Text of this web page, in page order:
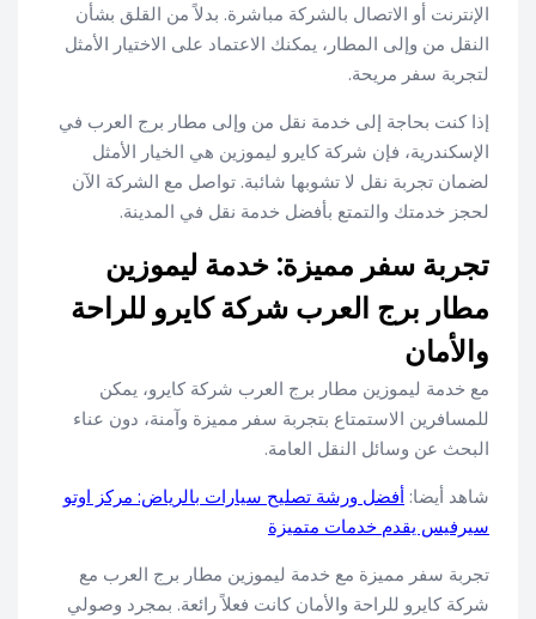
الإنترنت أو الاتصال بالشركة مباشرة. بدلاً من القلق بشأن
النقل من وإلى المطار، يمكنك الاعتماد على الاختيار الأمثل
لتجربة سفر مريحة.
إذا كنت بحاجة إلى خدمة نقل من وإلى مطار برج العرب في
الإسكندرية، فإن شركة كايرو ليموزين هي الخيار الأمثل
لضمان تجربة نقل لا تشوبها شائبة. تواصل مع الشركة الآن
لحجز خدمتك والتمتع بأفضل خدمة نقل في المدينة.
تجربة سفر مميزة: خدمة ليموزين
مطار برج العرب شركة كايرو للراحة
والأمان
مع خدمة ليموزين مطار برج العرب شركة كايرو، يمكن
للمسافرين الاستمتاع بتجربة سفر مميزة وآمنة، دون عناء
البحث عن وسائل النقل العامة.
شاهد أيضا: أفضل ورشة تصليح سيارات بالرياض: مركز اوتو
سيرفيس يقدم خدمات متميزة
تجربة سفر مميزة مع خدمة ليموزين مطار برج العرب مع
شركة كايرو للراحة والأمان كانت فعلاً رائعة. بمجرد وصولي